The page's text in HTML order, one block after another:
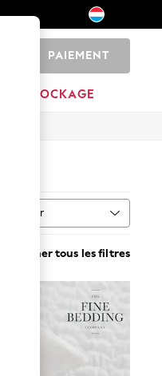
PAIEMENT
DÉSTOCKAGE
Trier
Supprimer tous les filtres